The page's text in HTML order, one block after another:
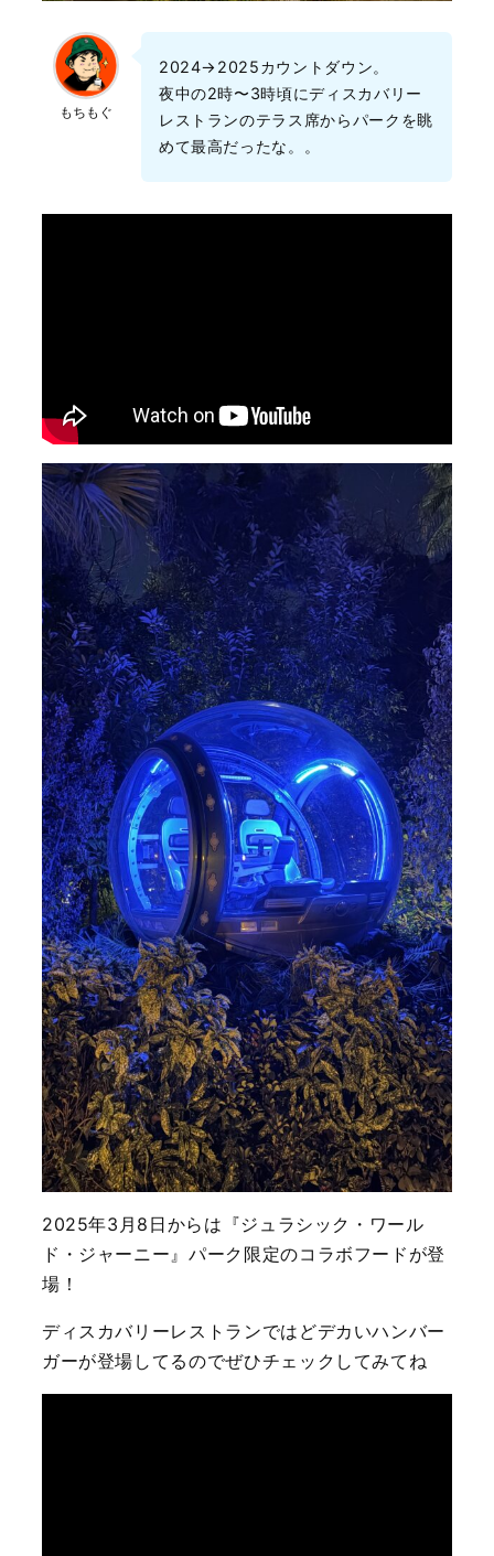
もちもぐ
2024→2025カウントダウン。
夜中の2時〜3時頃にディスカバリー
レストランのテラス席からパークを眺
めて最高だったな。。
2025年3月8日からは『ジュラシック・ワール
ド・ジャーニー』パーク限定のコラボフードが登
場！
ディスカバリーレストランではどデカいハンバー
ガーが登場してるのでぜひチェックしてみてね